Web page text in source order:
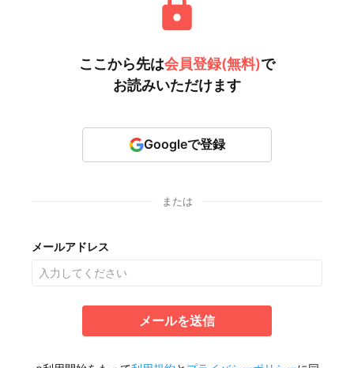
ここから先は会員登録(無料)で
お読みいただけます
Googleで登録
または
メールアドレス
メールを送信